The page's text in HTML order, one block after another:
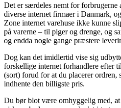
Det er særdeles nemt for forbrugerne
diverse internet firmaer i Danmark,
Zone internet varehuse ikke kunne
på varerne – til piger og drenge, og
og endda nogle gange præstere
Dog kan det imidlertid vise sig
forskellige internet forhandlere efter
(sort) forud for at du placerer ordren,
indhente den billigste pris.
Du bør blot være omhyggelig med,